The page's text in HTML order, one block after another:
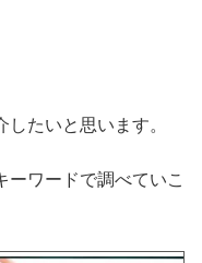
したいと思います。
ーワードで調べていこ